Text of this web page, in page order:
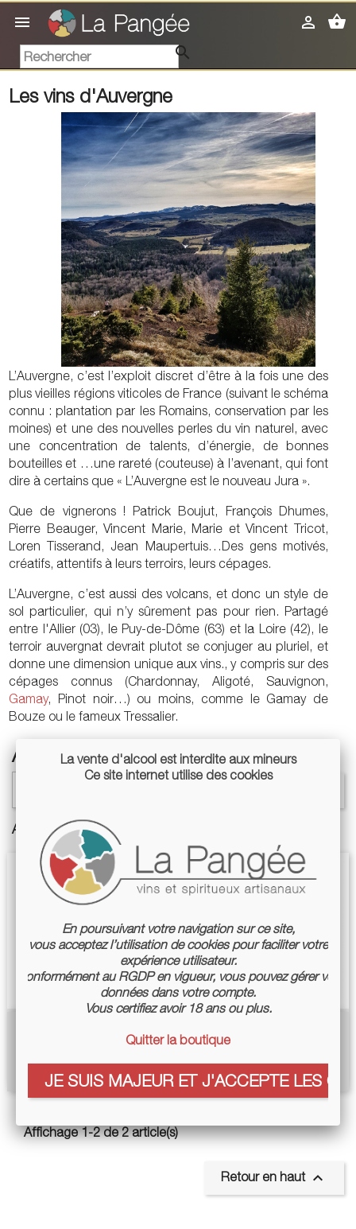
 shopping_basket


Les vins d'Auvergne
L’Auvergne, c’est l’exploit discret d’être à la fois une des
plus vieilles régions viticoles de France (suivant le schéma
connu : plantation par les Romains, conservation par les
moines) et une des nouvelles perles du vin naturel, avec
une concentration de talents, d’énergie, de bonnes
bouteilles et …une rareté (couteuse) à l’avenant, qui font
dire à certains que « L’Auvergne est le nouveau Jura ».
Que de vignerons ! Patrick Boujut, François Dhumes,
Pierre Beauger, Vincent Marie, Marie et Vincent Tricot,
Loren Tisserand, Jean Maupertuis…Des gens motivés,
créatifs, attentifs à leurs terroirs, leurs cépages.
L’Auvergne, c’est aussi des volcans, et donc un style de
sol particulier, qui n’y sûrement pas pour rien. Partagé
entre l'Allier (03), le Puy-de-Dôme (63) et la Loire (42), le
terroir auvergnat devrait plutot se conjuger au pluriel, et
donne une dimension unique aux vins., y compris sur des
cépages connus (Chardonnay, Aligoté, Sauvignon,
Gamay, Pinot noir…) ou moins, comme le Gamay de
Bouze ou le fameux Tressalier.
Auvergne
Affichage 1-2 de 2 article(s)
Prix
17,90 € Prix
20,00 €
Affichage 1-2 de 2 article(s)
Retour en haut 
La vente d'alcool est interdite aux mineurs
Ce site internet utilise des cookies
En poursuivant votre navigation sur ce site,
vous acceptez l’utilisation de cookies pour faciliter votre
expérience utilisateur.
Conformément au RGDP en vigueur, vous pouvez gérer vos
données dans votre compte.
Vous certifiez avoir 18 ans ou plus.
Quitter la boutique
JE SUIS MAJEUR ET J'ACCEPTE LES